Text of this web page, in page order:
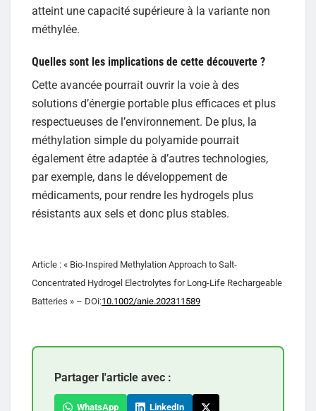
atteint une capacité supérieure à la variante non
méthylée.
Quelles sont les implications de cette découverte ?
Cette avancée pourrait ouvrir la voie à des
solutions d’énergie portable plus efficaces et plus
respectueuses de l’environnement. De plus, la
méthylation simple du polyamide pourrait
également être adaptée à d’autres technologies,
par exemple, dans le développement de
médicaments, pour rendre les hydrogels plus
résistants aux sels et donc plus stables.
Article : « Bio-Inspired Methylation Approach to Salt-
Concentrated Hydrogel Electrolytes for Long-Life Rechargeable
Batteries » – DOi:10.1002/anie.202311589
Partager l'article avec :
WhatsApp LinkedIn